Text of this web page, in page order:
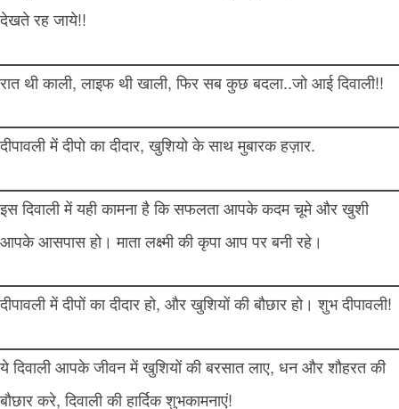
देखते रह जाये!!
रात थी काली, लाइफ थी खाली, फिर सब कुछ बदला..जो आई दिवाली!!
दीपावली में दीपो का दीदार, खुशियो के साथ मुबारक हज़ार.
इस दिवाली में यही कामना है कि सफलता आपके कदम चूमे और खुशी
आपके आसपास हो। माता लक्ष्मी की कृपा आप पर बनी रहे।
दीपावली में दीपों का दीदार हो, और खुशियों की बौछार हो। शुभ दीपावली!
ये दिवाली आपके जीवन में खुशियों की बरसात लाए, धन और शौहरत की
बौछार करे, दिवाली की हार्दिक शुभकामनाएं!